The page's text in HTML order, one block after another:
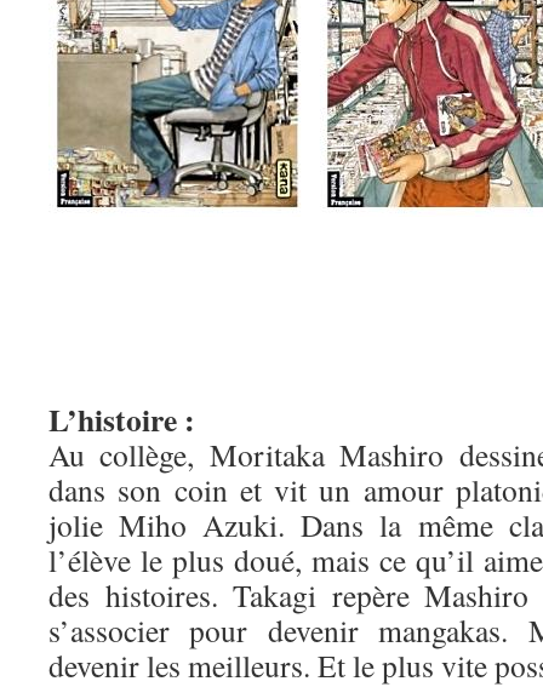
L’histoire :
Au collège, Moritaka Mashiro
dans son coin et vit un amour
jolie Miho Azuki. Dans la même
l’élève le plus doué, mais ce qu’il
des histoires. Takagi repère
s’associer pour devenir
devenir les meilleurs. Et le plus vite